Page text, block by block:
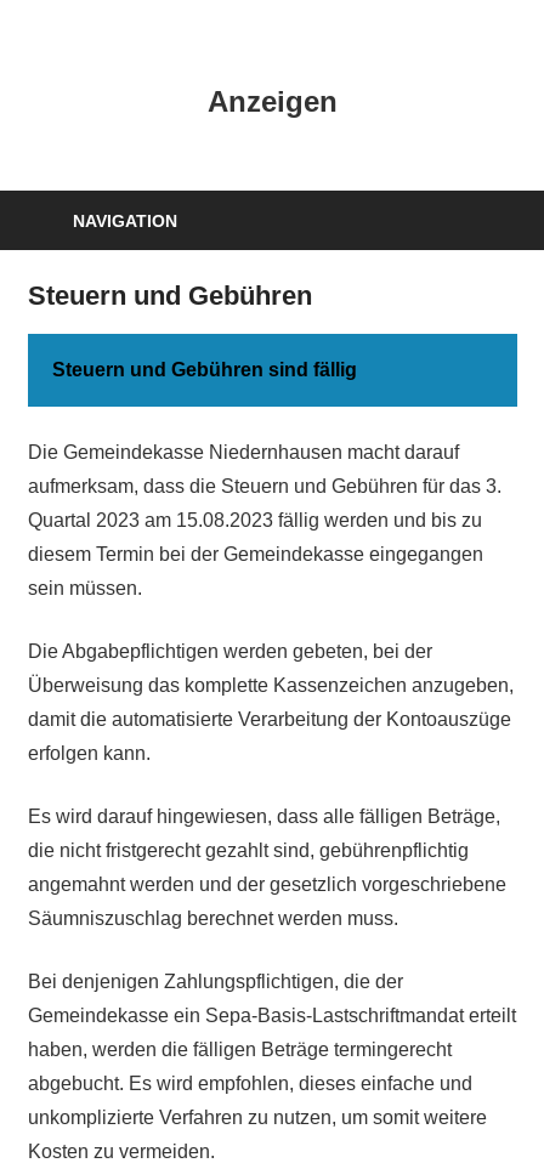
Anzeigen
NAVIGATION
Steuern und Gebühren
Steuern und Gebühren sind fällig
Die Gemeindekasse Niedernhausen macht darauf
aufmerksam, dass die Steuern und Gebühren für das 3.
Quartal 2023 am 15.08.2023 fällig werden und bis zu
diesem Termin bei der Gemeindekasse eingegangen
sein müssen.
Die Abgabepflichtigen werden gebeten, bei der
Überweisung das komplette Kassenzeichen anzugeben,
damit die automatisierte Verarbeitung der Kontoauszüge
erfolgen kann.
Es wird darauf hingewiesen, dass alle fälligen Beträge,
die nicht fristgerecht gezahlt sind, gebührenpflichtig
angemahnt werden und der gesetzlich vorgeschriebene
Säumniszuschlag berechnet werden muss.
Bei denjenigen Zahlungspflichtigen, die der
Gemeindekasse ein Sepa-Basis-Lastschriftmandat erteilt
haben, werden die fälligen Beträge termingerecht
abgebucht. Es wird empfohlen, dieses einfache und
unkomplizierte Verfahren zu nutzen, um somit weitere
Kosten zu vermeiden.